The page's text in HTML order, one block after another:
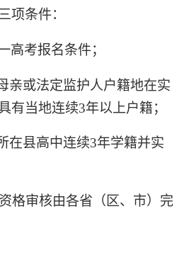
项条件：
高考报名条件；
亲或法定监护人户籍地在实
有当地连续3年以上户籍；
在县高中连续3年学籍并实
格审核由各省（区、市）完